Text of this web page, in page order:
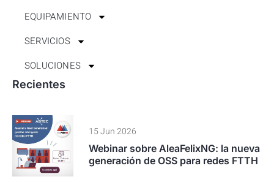
EQUIPAMIENTO
SERVICIOS
SOLUCIONES
Recientes
15 Jun 2026
Webinar sobre AleaFelixNG: la nueva
generación de OSS para redes FTTH